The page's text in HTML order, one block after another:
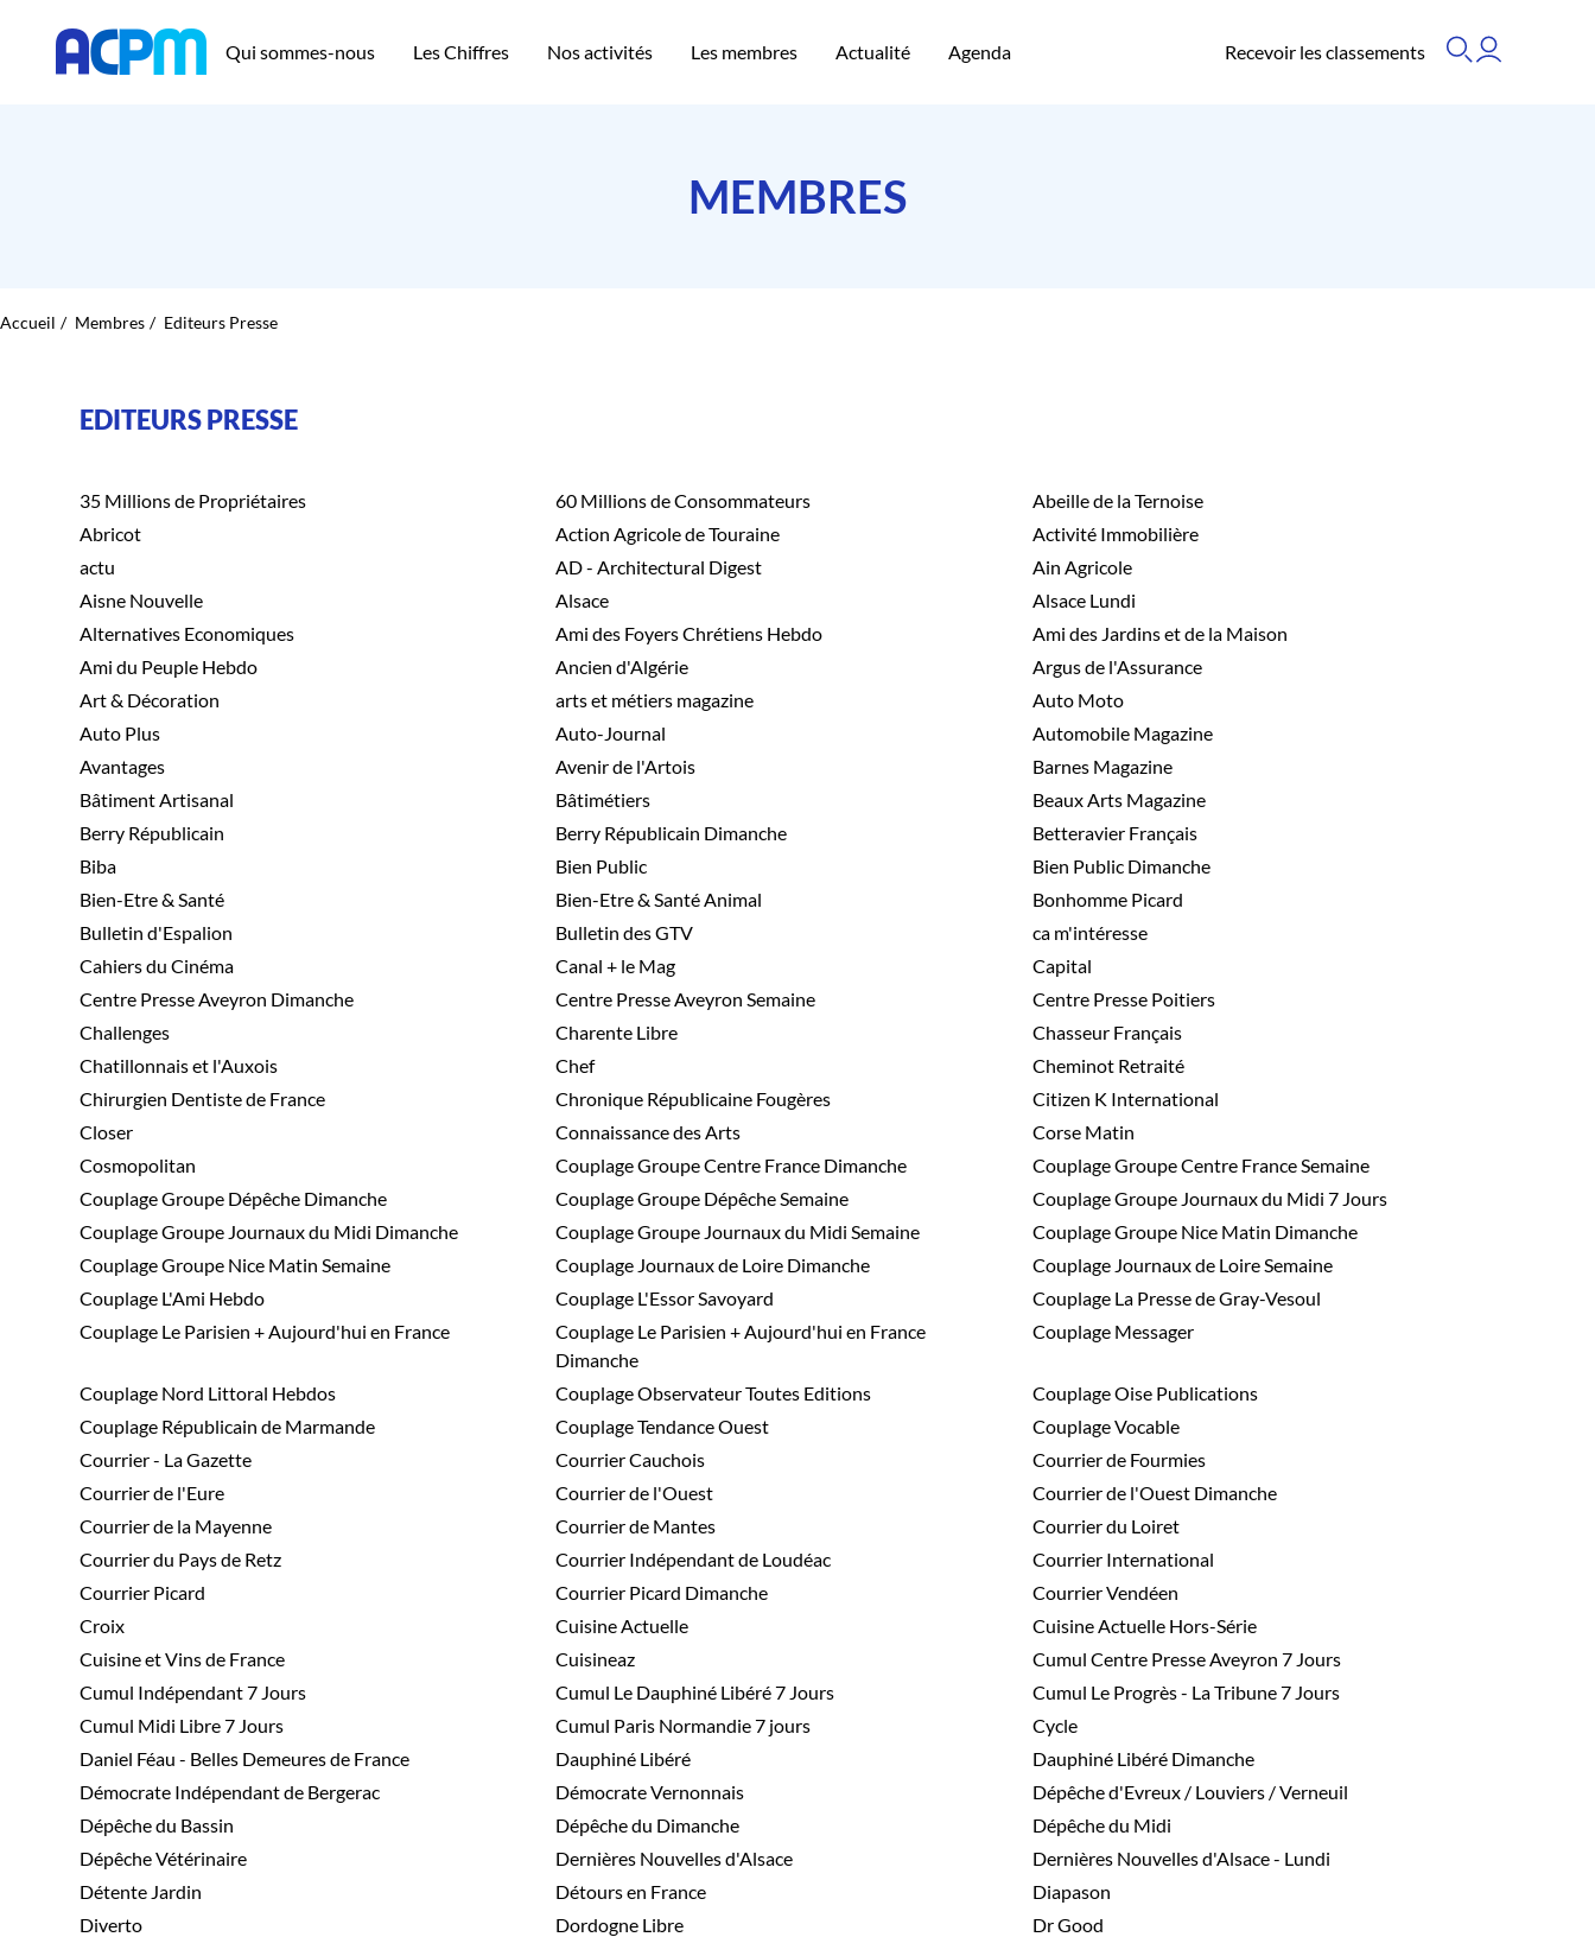
Qui sommes-nous Les Chiffres Nos activités Les membres Actualité Agenda Recevoir les classements
MEMBRES
Accueil Membres Editeurs Presse
EDITEURS PRESSE
35 Millions de Propriétaires 60 Millions de Consommateurs
Abeille de la Ternoise
Abricot
Action Agricole de Touraine
Activité Immobilière
actu
AD - Architectural Digest
Ain Agricole
Aisne Nouvelle
Alsace
Alsace Lundi
Alternatives Economiques
Ami des Foyers Chrétiens Hebdo
Ami des Jardins et de la Maison
Ami du Peuple Hebdo
Ancien d'Algérie
Argus de l'Assurance
Art & Décoration
arts et métiers magazine
Auto Moto
Auto Plus
Auto-Journal
Automobile Magazine
Avantages
Avenir de l'Artois
Barnes Magazine
Bâtiment Artisanal
Bâtimétiers
Beaux Arts Magazine
Berry Républicain
Berry Républicain Dimanche
Betteravier Français
Biba
Bien Public
Bien Public Dimanche
Bien-Etre & Santé
Bien-Etre & Santé Animal
Bonhomme Picard
Bulletin d'Espalion
Bulletin des GTV
ca m'intéresse
Cahiers du Cinéma
Canal + le Mag
Capital
Centre Presse Aveyron Dimanche
Centre Presse Aveyron Semaine
Centre Presse Poitiers
Challenges
Charente Libre
Chasseur Français
Chatillonnais et l'Auxois
Chef
Cheminot Retraité
Chirurgien Dentiste de France
Chronique Républicaine Fougères
Citizen K International
Closer
Connaissance des Arts
Corse Matin
Cosmopolitan
Couplage Groupe Centre France Dimanche
Couplage Groupe Centre France Semaine
Couplage Groupe Dépêche Dimanche
Couplage Groupe Dépêche Semaine
Couplage Groupe Journaux du Midi 7 Jours
Couplage Groupe Journaux du Midi Dimanche
Couplage Groupe Journaux du Midi Semaine
Couplage Groupe Nice Matin Dimanche
Couplage Groupe Nice Matin Semaine
Couplage Journaux de Loire Dimanche
Couplage Journaux de Loire Semaine
Couplage L'Ami Hebdo
Couplage L'Essor Savoyard
Couplage La Presse de Gray-Vesoul
Couplage Le Parisien + Aujourd'hui en France
Couplage Le Parisien + Aujourd'hui en France
Dimanche
Couplage Messager
Couplage Nord Littoral Hebdos Couplage Observateur Toutes Editions
Couplage Oise Publications
Couplage Républicain de Marmande
Couplage Tendance Ouest
Couplage Vocable
Courrier - La Gazette
Courrier Cauchois
Courrier de Fourmies
Courrier de l'Eure
Courrier de l'Ouest
Courrier de l'Ouest Dimanche
Courrier de la Mayenne
Courrier de Mantes
Courrier du Loiret
Courrier du Pays de Retz
Courrier Indépendant de Loudéac
Courrier International
Courrier Picard
Courrier Picard Dimanche
Courrier Vendéen
Croix
Cuisine Actuelle
Cuisine Actuelle Hors-Série
Cuisine et Vins de France
Cuisineaz
Cumul Centre Presse Aveyron 7 Jours
Cumul Indépendant 7 Jours
Cumul Le Dauphiné Libéré 7 Jours
Cumul Le Progrès - La Tribune 7 Jours
Cumul Midi Libre 7 Jours
Cumul Paris Normandie 7 jours
Cycle
Daniel Féau - Belles Demeures de France
Dauphiné Libéré
Dauphiné Libéré Dimanche
Démocrate Indépendant de Bergerac
Démocrate Vernonnais
Dépêche d'Evreux / Louviers / Verneuil
Dépêche du Bassin
Dépêche du Dimanche
Dépêche du Midi
Dépêche Vétérinaire
Dernières Nouvelles d'Alsace
Dernières Nouvelles d'Alsace - Lundi
Détente Jardin
Détours en France
Diapason
Diverto
Dordogne Libre
Dr Good